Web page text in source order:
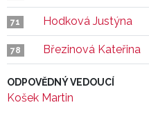
71 Hodková Justýna
78 Březinová Kateřina
ODPOVĚDNÝ VEDOUCÍ
Košek Martin